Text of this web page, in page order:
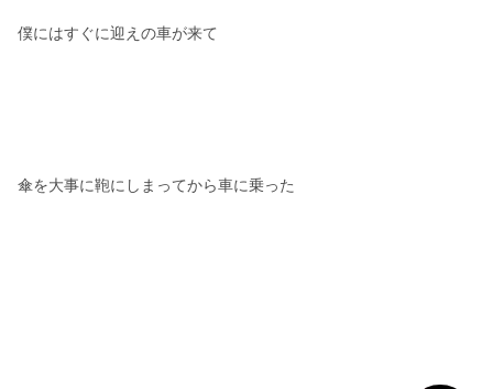
僕にはすぐに迎えの車が来て
傘を大事に鞄にしまってから車に乗った